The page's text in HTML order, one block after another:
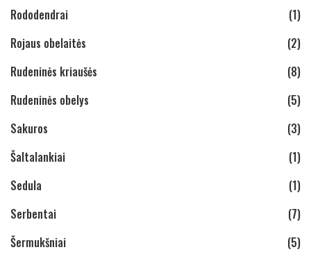
Rododendrai
(1)
Rojaus obelaitės
(2)
Rudeninės kriaušės
(8)
Rudeninės obelys
(5)
Sakuros
(3)
Šaltalankiai
(1)
Sedula
(1)
Serbentai
(7)
Šermukšniai
(5)